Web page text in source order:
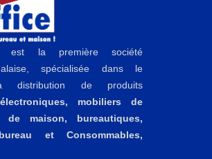
est la première société
spécialisée dans le
distribution de produits
mobiliers de
de maison, bureautiques,
et Consommables,